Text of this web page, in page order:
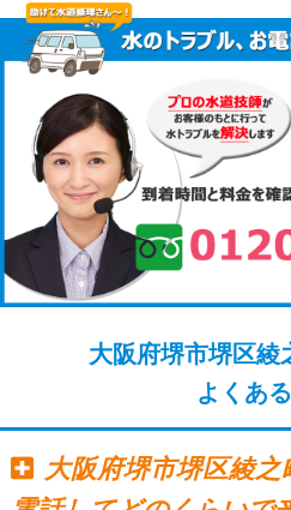
大阪府堺市堺区綾
よくあ
大阪府堺市堺区綾